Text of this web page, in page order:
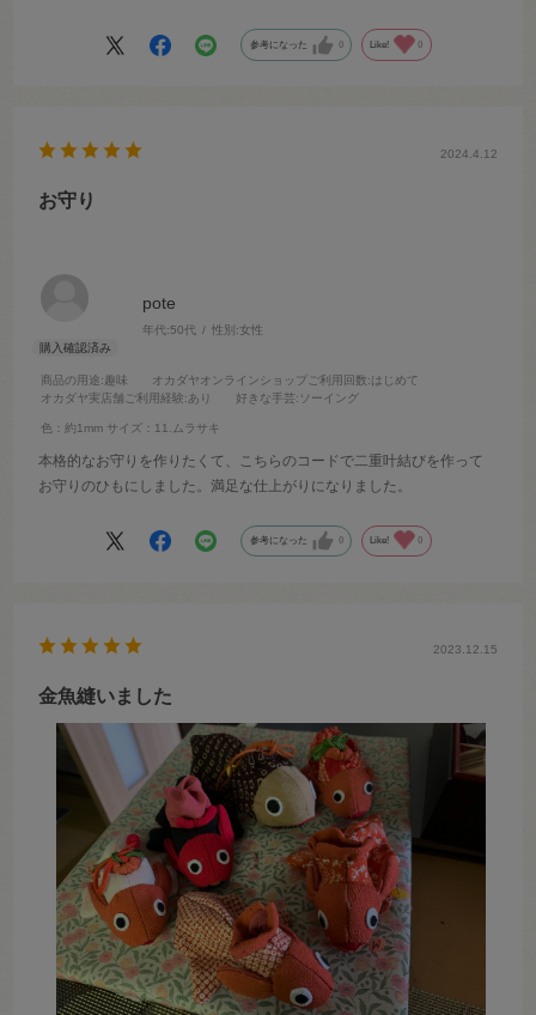
参考になった 0 Like! 0
pote
年代:50代 性別:女性
商品の用途:趣味 オカダヤオンラインショップご利用回数:はじめて
オカダヤ実店舗ご利用経験:あり 好きな手芸:ソーイング
色：約1mm サイズ：11.ムラサキ
2024.4.12
お守り
本格的なお守りを作りたくて、こちらのコードで二重叶結びを作って
お守りのひもにしました。満足な仕上がりになりました。
参考になった 0 Like! 0
2023.12.15
金魚縫いました